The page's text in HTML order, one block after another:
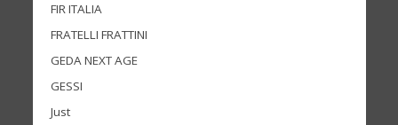
FIR ITALIA
FRATELLI FRATTINI
GEDA NEXT AGE
GESSI
Just